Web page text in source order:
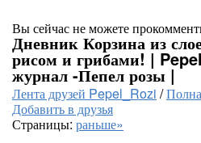
Вы сейчас не можете
Дневник Корзина из
рисом и грибами! |
журнал -Пепел розы |
Лента друзей Pepel_Rozi /
Добавить в друзья
Страницы: раньше»